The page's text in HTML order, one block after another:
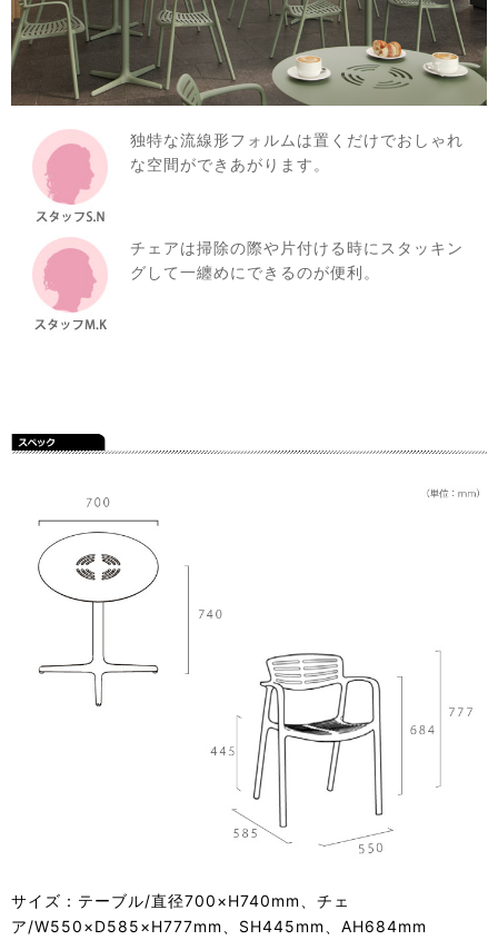
独特な流線形フォルムは置くだけでおしゃれ
な空間ができあがります。
チェアは掃除の際や片付ける時にスタッキン
グして一纏めにできるのが便利。
サイズ：テーブル/直径700×H740mm、チェ
ア/W550×D585×H777mm、SH445mm、AH684mm